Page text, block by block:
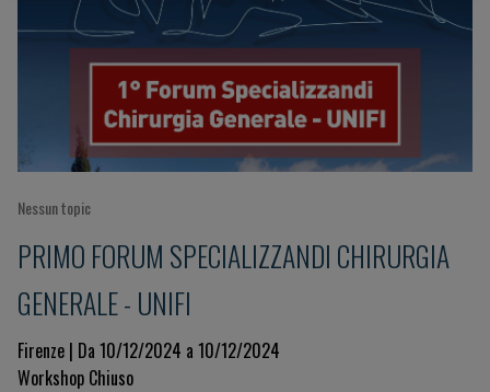
Nessun topic
PRIMO FORUM SPECIALIZZANDI CHIRURGIA
GENERALE - UNIFI
Firenze | Da 10/12/2024 a 10/12/2024
Workshop Chiuso